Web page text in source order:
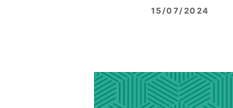
15/07/2024